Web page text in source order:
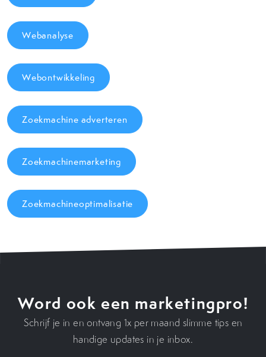
Webanalyse
Webontwikkeling
Zoekmachine adverteren
Zoekmachinemarketing
Zoekmachineoptimalisatie
Word ook een marketingpro!
Schrijf je in en ontvang 1x per maand slimme tips en
handige updates in je inbox.